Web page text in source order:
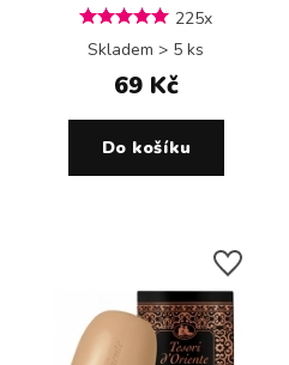
225x
Skladem > 5 ks
69 Kč
Do košíku